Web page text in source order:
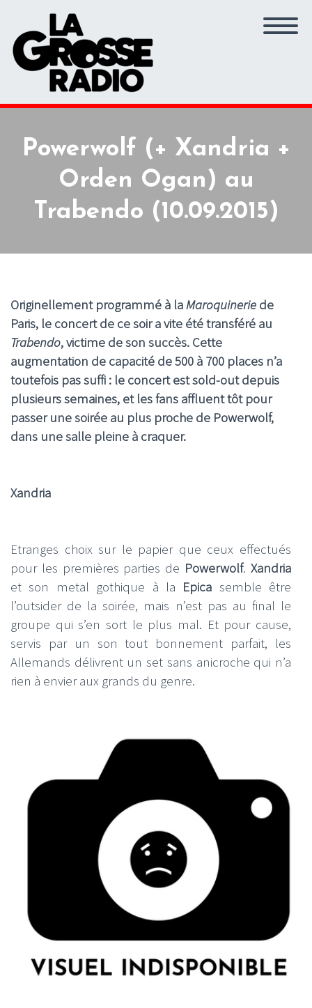
Powerwolf (+ Xandria +
Orden Ogan) au
Trabendo (10.09.2015)
Originellement programmé à laMaroquinerie de
Paris, le concert de ce soir a vite été transféré au
Trabendo, victime de son succès. Cette
augmentation de capacité de 500 à 700 places n’a
toutefois pas suffi : le concert est sold-out depuis
plusieurs semaines, et les fans affluent tôt pour
passer une soirée au plus proche de Powerwolf,
dans une salle pleine à craquer.
Xandria
Etranges choix sur le papier que ceux effectués
pour les premières parties de Powerwolf.Xandria
et son metal gothique à la Epica semble être
l’outsider de la soirée, mais n’est pas au final le
groupe qui s’en sort le plus mal. Et pour cause,
servis par un son tout bonnement parfait, les
Allemands délivrent un set sans anicroche qui n’a
rien à envier aux grands du genre.